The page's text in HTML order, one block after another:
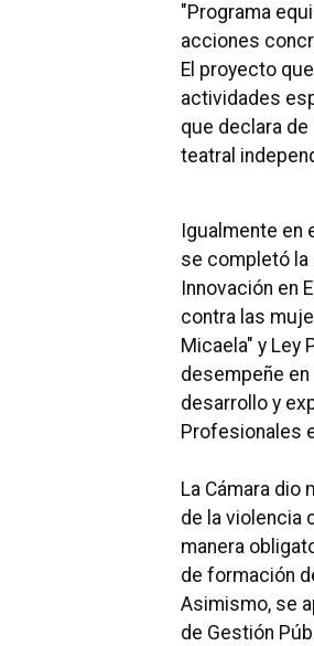
"Programa
acciones
El proyecto
actividades
que declara
teatral
Igualmente
se completó la
Innovación en
contra las
Micaela" y Ley
desempeñe en
desarrollo y
Profesionales
La Cámara dio
de la violencia
manera
de formación
Asimismo, se
de Gestión